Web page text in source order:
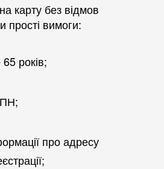
карту без відмов
прості вимоги:
років;
про адресу